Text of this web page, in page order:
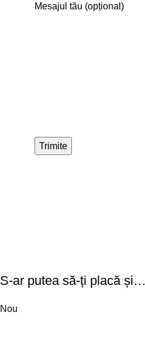
Mesajul tău (opțional)
S-ar putea să-ți placă și…
Nou